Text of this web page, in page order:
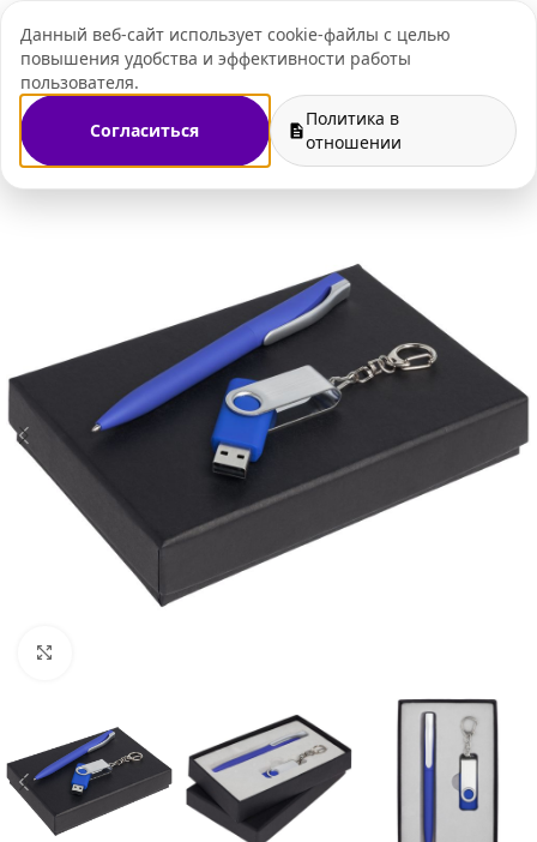
Данный веб-сайт использует cookie-файлы с целью
повышения удобства и эффективности работы
пользователя.
Согласиться
Политика в
отношении
+7 (495) 109-07-
подарочные наборы Подарочные наборы с флешками